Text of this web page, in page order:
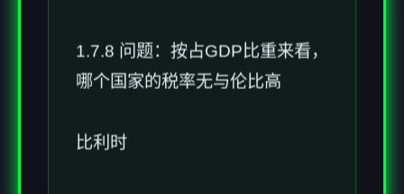
1.7.8 问题：按占GDP比重来看，
哪个国家的税率无与伦比高
比利时